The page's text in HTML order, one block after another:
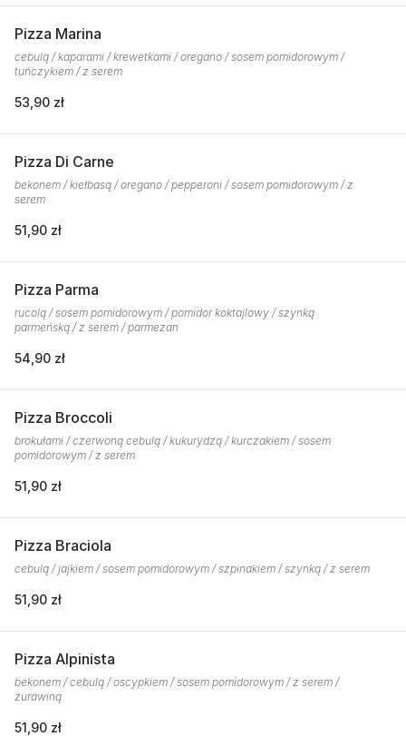
Pizza Marina
cebulą / kaparami / krewetkami / oregano / sosem pomidorowym /
tuńczykiem / z serem
53,90 zł
Pizza Di Carne
bekonem / kiełbasą / oregano / pepperoni / sosem pomidorowym / z
serem
51,90 zł
Pizza Parma
rucolą / sosem pomidorowym / pomidor koktajlowy / szynką
parmeńską / z serem / parmezan
54,90 zł
Pizza Broccoli
brokułami / czerwoną cebulą / kukurydzą / kurczakiem / sosem
pomidorowym / z serem
51,90 zł
Pizza Braciola
cebulą / jajkiem / sosem pomidorowym / szpinakiem / szynką / z serem
51,90 zł
Pizza Alpinista
bekonem / cebulą / oscypkiem / sosem pomidorowym / z serem /
żurawiną
51,90 zł